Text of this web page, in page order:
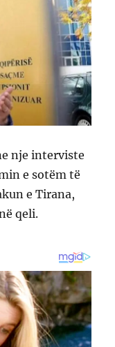
nje interviste
e sotëm të
e Tirana,
qeli.